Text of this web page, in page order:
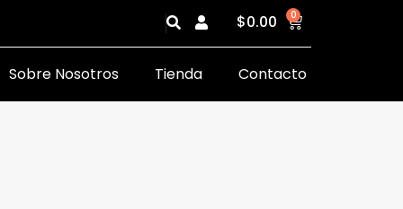
$0.00 0
Sobre Nosotros Tienda Contacto